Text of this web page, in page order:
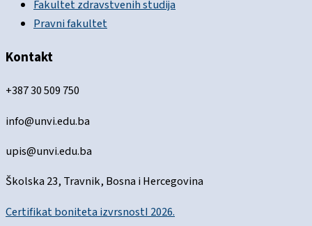
Fakultet zdravstvenih studija
Pravni fakultet
Kontakt
+387 30 509 750
info@unvi.edu.ba
upis@unvi.edu.ba
Školska 23, Travnik, Bosna i Hercegovina
Certifikat boniteta izvrsnostI 2026.